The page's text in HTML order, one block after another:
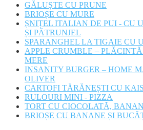
GĂLUȘTE CU PRUNE
BRIOȘE CU MURE
ȘNIȚEL ITALIAN DE PUI - CU
ȘI PĂTRUNJEL
SPARANGHEL LA TIGAIE CU
APPLE CRUMBLE –
MERE
INSANITY BURGER – HOME
OLIVER
CARTOFI TĂRĂNEȘTI CU
RULOURI MINI - PIZZA
TORT CU CIOCOLATĂ,
BRIOȘE CU BANANE ȘI